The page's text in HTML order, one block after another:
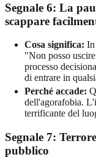
Segnale 6: La
scappare
Cosa significa: In
"Non posso
processo
di entrare in
Perché accade:
dell'agorafobia.
terrificante del
Segnale 7:
pubblico